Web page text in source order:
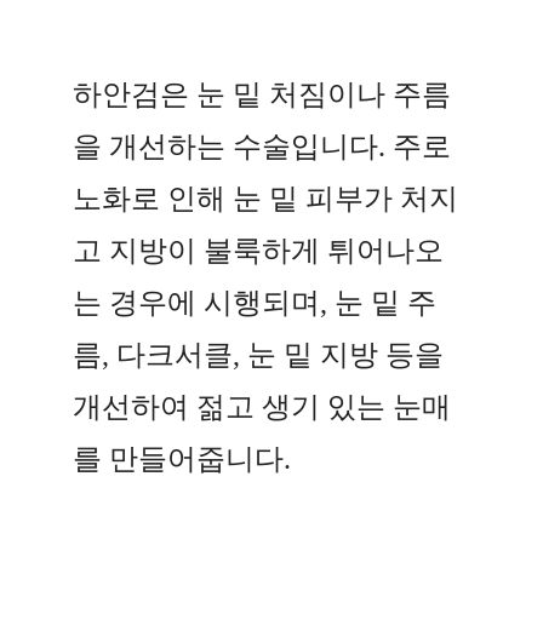
하안검은 눈 밑 처짐이나 주름
을 개선하는 수술입니다. 주로
노화로 인해 눈 밑 피부가 처지
고 지방이 불룩하게 튀어나오
는 경우에 시행되며, 눈 밑 주
름, 다크서클, 눈 밑 지방 등을
개선하여 젊고 생기 있는 눈매
를 만들어줍니다.